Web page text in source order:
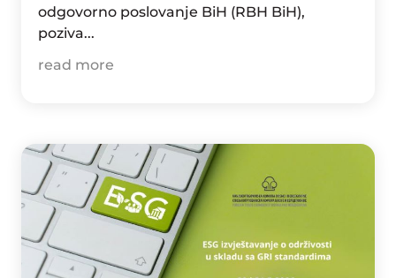
odgovorno poslovanje BiH (RBH BiH),
poziva...
read more